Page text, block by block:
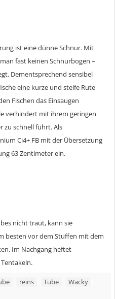
ist eine dünne Schnur. Mit
fast keinen Schnurbogen –
Dementsprechend sensibel
eine kurze und steife Rute
Fischen das Einsaugen
verhindert mit ihrem geringen
zu schnell führt. Als
Ci4+ FB mit der Übersetzung
63 Zentimeter ein.
nicht traut, kann sie
besten vor dem Stuffen mit dem
Im Nachgang heftet
reins Tube
Wacky